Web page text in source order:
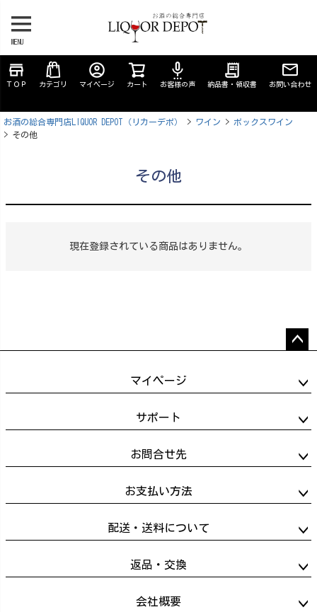
MENU
store
ＴＯＰ カテゴリ
account_circle
マイページ カート
settings_voice
お客様の声
receipt_long
納品書・領収書 お問い合わせ
お酒の総合専門店LIQUOR DEPOT（リカーデポ） ワイン
ボックスワイン
その他
その他
現在登録されている商品はありません。
ップ
マイページ
サポート
お問合せ先
お支払い方法
配送・送料について
返品・交換
会社概要